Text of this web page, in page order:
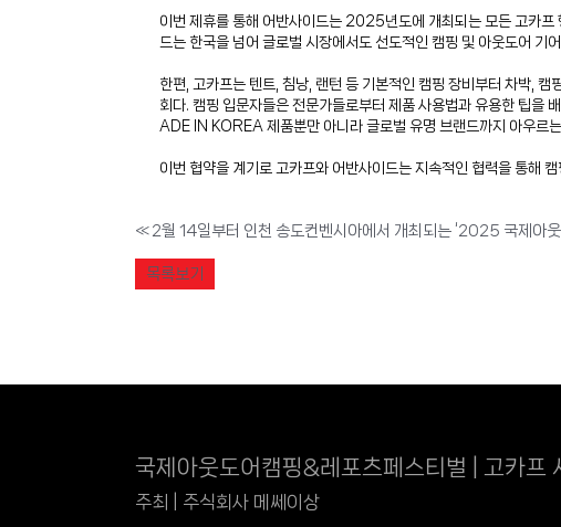
이번 제휴를 통해 어반사이드는 2025년도에 개최되는 모든 고카프
드는 한국을 넘어 글로벌 시장에서도 선도적인 캠핑 및 아웃도어 기
한편, 고카프는 텐트, 침낭, 랜턴 등 기본적인 캠핑 장비부터 차박,
회다. 캠핑 입문자들은 전문가들로부터 제품 사용법과 유용한 팁을
ADE IN KOREA 제품뿐만 아니라 글로벌 유명 브랜드까지 아우르
이번 협약을 계기로 고카프와 어반사이드는 지속적인 협력을 통해
«
목록보기
국제아웃도어캠핑&레포츠페스티벌 | 고카프
주최 | 주식회사 메쎄이상